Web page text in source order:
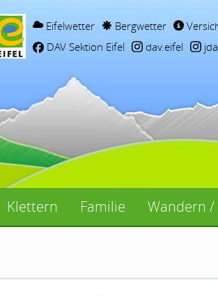
Eifelwetter Bergwetter
DAV Sektion Eifel
dav.eifel
Klettern Familie Wandern /